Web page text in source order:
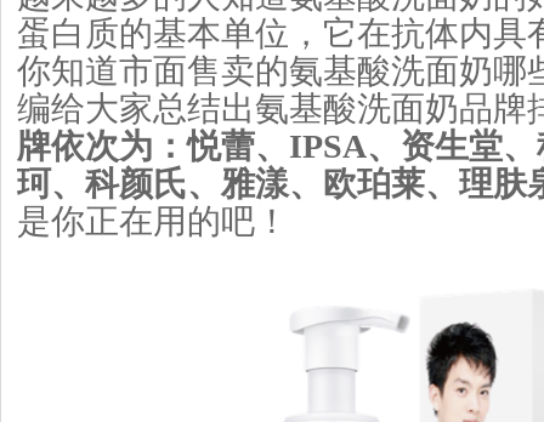
蛋白质的基本单位，它在抗体内具
你知道市面售卖的氨基酸洗面奶哪
编给大家总结出氨基酸洗面奶品牌
牌依次为：悦蕾、IPSA、资生堂
珂、科颜氏、雅漾、欧珀莱、理肤
是你正在用的吧！